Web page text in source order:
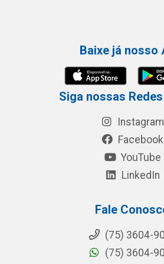
Baixe já nosso
Siga nossas
Instagram
Facebook
YouTube
LinkedIn
Fale
(75) 3604-
(75) 3604-